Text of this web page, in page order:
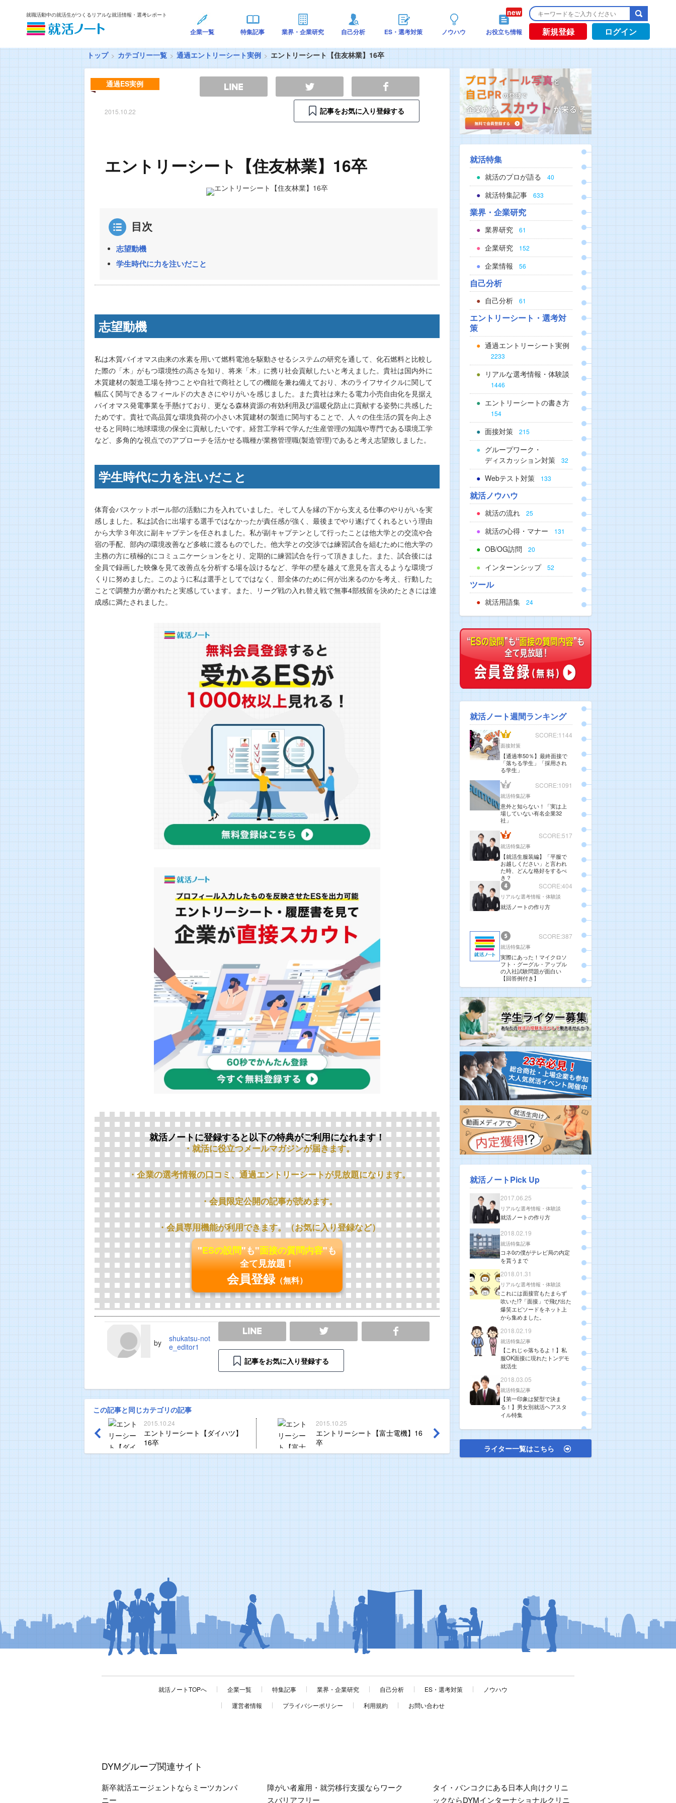
就職活動中の就活生がつくるリアルな就活情報・選考レポート
企業一覧 特集記事 業界・企業研究 自己分析 ES・選考対策 ノウハウ お役立ち情報 新規登録 ログイン
トップ カテゴリー一覧 通過エントリーシート実例 エントリーシート【住友林業】16卒
通過ES実例
2015.10.22 記事をお気に入り登録する
エントリーシート【住友林業】16卒
目次
志望動機
学生時代に力を注いだこと
志望動機
私は木質バイオマス由来の水素を用いて燃料電池を駆動させるシステムの研究を通して、化石燃料と比較し
た際の「木」がもつ環境性の高さを知り、将来「木」に携り社会貢献したいと考えました。貴社は国内外に
木質建材の製造工場を持つことや自社で商社としての機能を兼ね備えており、木のライフサイクルに関して
幅広く関与できるフィールドの大きさにやりがいを感じました。また貴社は来たる電力小売自由化を見据え
バイオマス発電事業を手懸けており、更なる森林資源の有効利用及び温暖化防止に貢献する姿勢に共感した
ためです。貴社で高品質な環境負荷の小さい木質建材の製造に関与することで、人々の住生活の質を向上さ
せると同時に地球環境の保全に貢献したいです。経営工学科で学んだ生産管理の知識や専門である環境工学
など、多角的な視点でのアプローチを活かせる職種が業務管理職(製造管理)であると考え志望致しました。
学生時代に力を注いだこと
体育会バスケットボール部の活動に力を入れていました。そして人を縁の下から支える仕事のやりがいを実
感しました。私は試合に出場する選手ではなかったが責任感が強く、最後までやり遂げてくれるという理由
から大学３年次に副キャプテンを任されました。私が副キャプテンとして行ったことは他大学との交流や合
宿の手配、部内の環境改善など多岐に渡るものでした。他大学との交渉では練習試合を組むために他大学の
主務の方に積極的にコミュニケーションをとり、定期的に練習試合を行って頂きました。また、試合後には
全員で録画した映像を見て改善点を分析する場を設けるなど、学年の壁を越えて意見を言えるような環境づ
くりに努めました。このように私は選手としてではなく、部全体のために何が出来るのかを考え、行動した
ことで調整力が磨かれたと実感しています。また、リーグ戦の入れ替え戦で無事4部残留を決めたときには達
成感に満たされました。
就活ノートに登録すると以下の特典がご利用になれます！
・就活に役立つメールマガジンが届きます。
・企業の選考情報の口コミ、通過エントリーシートが見放題になります。
・会員限定公開の記事が読めます。
・会員専用機能が利用できます。（お気に入り登録など）
"ESの設問"も"面接の質問内容"も
全て見放題！
会員登録（無料）
by
shukatsu-not
e_editor1
LINE SHARE
記事をお気に入り登録する
この記事と同じカテゴリの記事
2015.10.24
エントリーシート【ダイハツ】
16卒
2015.10.25
エントリーシート【富士電機】16
卒
就活特集
就活のプロが語る 40
就活特集記事 633
業界・企業研究
業界研究 61
企業研究 152
企業情報 56
自己分析
自己分析 61
エントリーシート・選考対
策
通過エントリーシート実例
2233
リアルな選考情報・体験談
1446
エントリーシートの書き方
154
面接対策 215
グループワーク・
ディスカッション対策
32
Webテスト対策 133
就活ノウハウ
就活の流れ 25
就活の心得・マナー 131
OB/OG訪問 20
インターンシップ 52
ツール
就活用語集 24
就活ノート週間ランキング
SCORE:1144
面接対策
【通過率50％】最終面接で
「落ちる学生」「採用され
る学生」
SCORE:1091
就活特集記事
意外と知らない！「実は上
場していない有名企業32
社」
SCORE:517
就活特集記事
【就活生服装編】「平服で
お越しください」と言われ
た時、どんな格好をするべ
き？
SCORE:404
リアルな選考情報・体験談
就活ノートの作り方
SCORE:387
就活特集記事
実際にあった！マイクロソ
フト・グーグル・アップル
の入社試験問題が面白い
【回答例付き】
就活ノートPick Up
2017.06.25
リアルな選考情報・体験談
就活ノートの作り方
2018.02.19
就活特集記事
コネ0の僕がテレビ局の内定
を貰うまで
2018.01.31
リアルな選考情報・体験談
これには面接官もたまらず
吹いた!?「面接」で飛び出た
爆笑エピソードをネット上
から集めました。
2018.02.19
就活特集記事
【これじゃ落ちるよ！】私
服OK面接に現れたトンデモ
就活生
2018.03.05
就活特集記事
【第一印象は髪型で決ま
る！】男女別就活ヘアスタ
イル特集
ライター一覧はこちら
就活ノートTOPへ 企業一覧 特集記事 業界・企業研究 自己分析 ES・選考対策
ノウハウ
運営者情報
プライバシーポリシー 利用規約 お問い合わせ
DYMグループ関連サイト
新卒就活エージェントならミーツカンパ
ニー
障がい者雇用・就労移行支援ならワーク
スバリアフリー
タイ・バンコクにある日本人向けクリニ
ックならDYMインターナショナルクリニ